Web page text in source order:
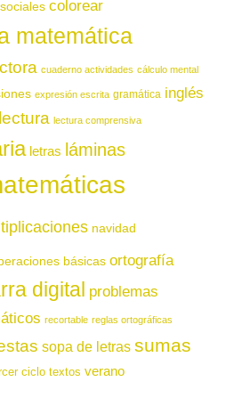
colorear
matemática
cuaderno actividades cálculo mental
expresión escrita gramática inglés
lectura lectura comprensiva
letras láminas
navidad
básicas ortografía
digital problemas
recortable reglas ortográficas
sopa de letras sumas
ciclo textos verano